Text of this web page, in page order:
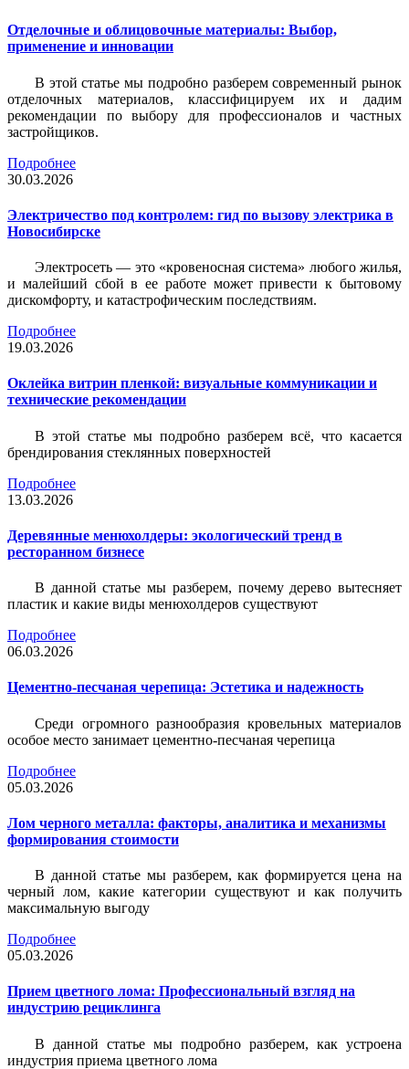
Отделочные и облицовочные материалы: Выбор,
применение и инновации
В этой статье мы подробно разберем современный рынок
отделочных материалов, классифицируем их и дадим
рекомендации по выбору для профессионалов и частных
застройщиков.
Подробнее
30.03.2026
Электричество под контролем: гид по вызову электрика в
Новосибирске
Электросеть — это «кровеносная система» любого жилья,
и малейший сбой в ее работе может привести к бытовому
дискомфорту, и катастрофическим последствиям.
Подробнее
19.03.2026
Оклейка витрин пленкой: визуальные коммуникации и
технические рекомендации
В этой статье мы подробно разберем всё, что касается
брендирования стеклянных поверхностей
Подробнее
13.03.2026
Деревянные менюхолдеры: экологический тренд в
ресторанном бизнесе
В данной статье мы разберем, почему дерево вытесняет
пластик и какие виды менюхолдеров существуют
Подробнее
06.03.2026
Цементно-песчаная черепица: Эстетика и надежность
Среди огромного разнообразия кровельных материалов
особое место занимает цементно-песчаная черепица
Подробнее
05.03.2026
Лом черного металла: факторы, аналитика и механизмы
формирования стоимости
В данной статье мы разберем, как формируется цена на
черный лом, какие категории существуют и как получить
максимальную выгоду
Подробнее
05.03.2026
Прием цветного лома: Профессиональный взгляд на
индустрию рециклинга
В данной статье мы подробно разберем, как устроена
индустрия приема цветного лома